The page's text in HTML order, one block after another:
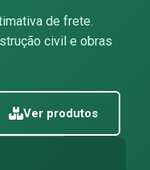
de frete.
civil e obras
Ver produtos